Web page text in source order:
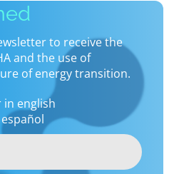
to receive the
and the use of
of energy transition.
in english